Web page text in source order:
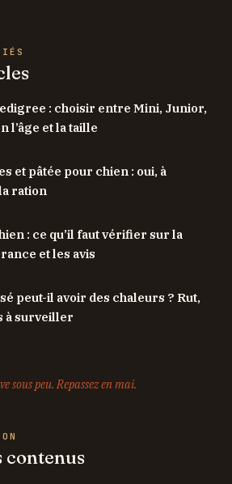
: choisir entre Mini, Junior,
l’âge et la taille
et pâtée pour chien : oui, à
ration
: ce qu’il faut vérifier sur la
et les avis
peut-il avoir des chaleurs ? Rut,
à surveiller
sous peu. Repassez en mai.
contenus